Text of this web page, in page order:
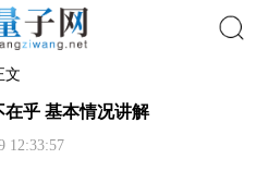
文
乎 基本情况讲解
12:33:57